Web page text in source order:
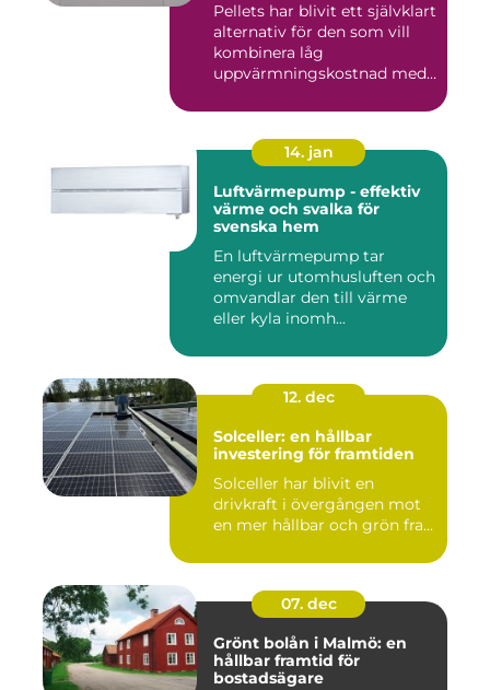
Pellets har blivit ett självklart
alternativ för den som vill
kombinera låg
uppvärmningskostnad med
14. jan
Luftvärmepump - effektiv
värme och svalka för
svenska hem
En luftvärmepump tar
energi ur utomhusluften och
omvandlar den till värme
eller kyla inomh...
12. dec
Solceller: en hållbar
investering för framtiden
Solceller har blivit en
drivkraft i övergången mot
en mer hållbar och grön fra...
07. dec
Grönt bolån i Malmö: en
hållbar framtid för
bostadsägare